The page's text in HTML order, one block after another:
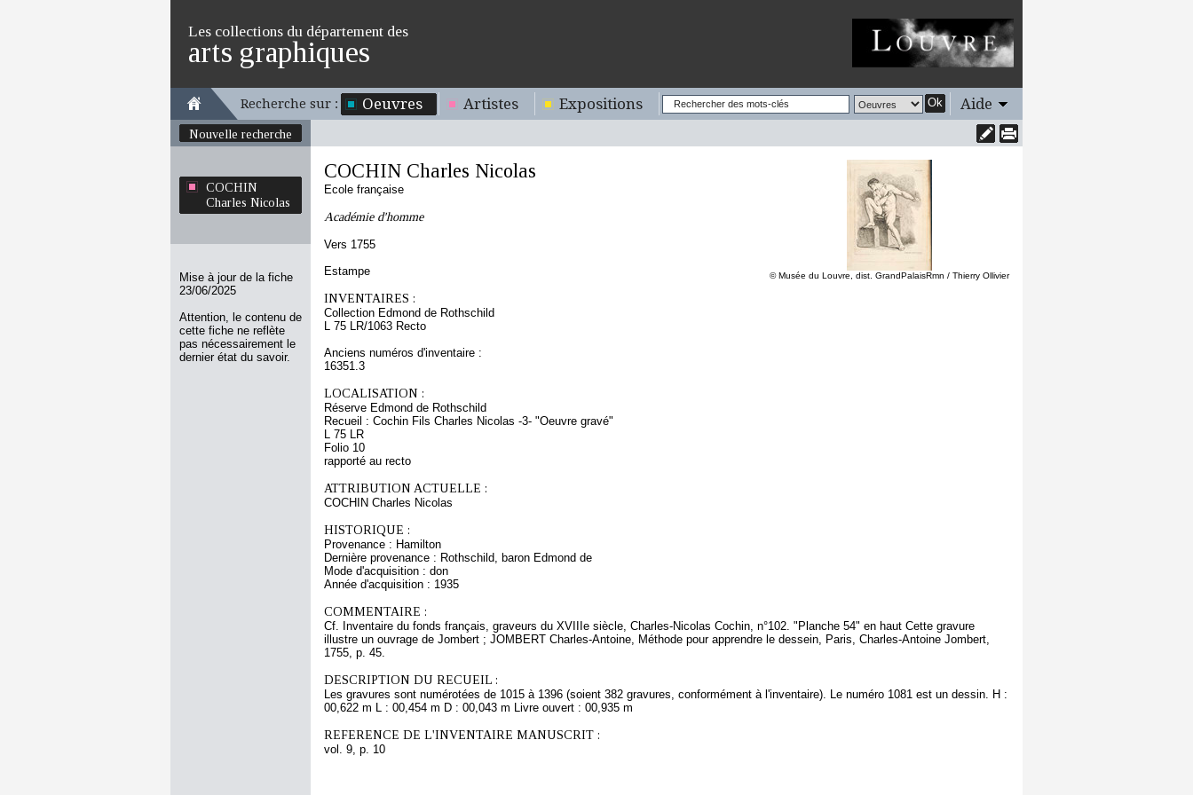
Les collections du département des
arts graphiques
Recherche sur : Oeuvres Artistes Expositions Ok Aide
Nouvelle recherche
COCHIN
Charles Nicolas
Mise à jour de la fiche
23/06/2025
Attention, le contenu de
cette fiche ne reflète
pas nécessairement le
dernier état du savoir.
© Musée du Louvre, dist. GrandPalaisRmn / Thierry Ollivier
COCHIN Charles Nicolas
Ecole française
Académie d'homme
Vers 1755
Estampe
INVENTAIRES :
Collection Edmond de Rothschild
L 75 LR/1063 Recto
Anciens numéros d'inventaire :
16351.3
LOCALISATION :
Réserve Edmond de Rothschild
Recueil : Cochin Fils Charles Nicolas -3- "Oeuvre gravé"
L 75 LR
Folio 10
rapporté au recto
ATTRIBUTION ACTUELLE :
COCHIN Charles Nicolas
HISTORIQUE :
Provenance : Hamilton
Dernière provenance : Rothschild, baron Edmond de
Mode d'acquisition : don
Année d'acquisition : 1935
COMMENTAIRE :
Cf. Inventaire du fonds français, graveurs du XVIIIe siècle, Charles-Nicolas Cochin, n°102. "Planche 54" en haut Cette gravure
illustre un ouvrage de Jombert ; JOMBERT Charles-Antoine, Méthode pour apprendre le dessein, Paris, Charles-Antoine Jombert,
1755, p. 45.
DESCRIPTION DU RECUEIL :
Les gravures sont numérotées de 1015 à 1396 (soient 382 gravures, conformément à l'inventaire). Le numéro 1081 est un dessin. H :
00,622 m L : 00,454 m D : 00,043 m Livre ouvert : 00,935 m
REFERENCE DE L'INVENTAIRE MANUSCRIT :
vol. 9, p. 10